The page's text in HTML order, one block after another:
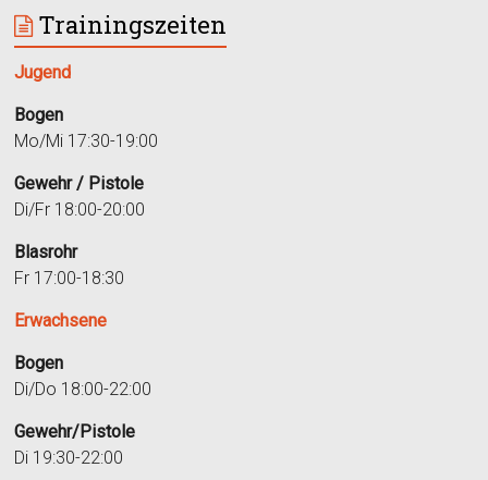
Trainingszeiten
Jugend
Bogen
Mo/Mi 17:30-19:00
Gewehr / Pistole
Di/Fr 18:00-20:00
Blasrohr
Fr 17:00-18:30
Erwachsene
Bogen
Di/Do 18:00-22:00
Gewehr/Pistole
Di 19:30-22:00